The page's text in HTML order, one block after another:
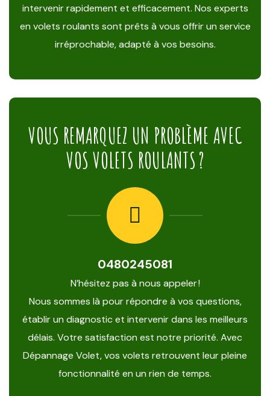
intervenir rapidement et efficacement. Nos experts
en volets roulants sont prêts à vous offrir un service
irréprochable, adapté à vos besoins.
VOUS REMARQUEZ UN PROBLÈME AVEC
VOS VOLETS ROULANTS ?
0480245081
N’hésitez pas à nous appeler !
Nous sommes là pour répondre à vos questions,
établir un diagnostic et intervenir dans les meilleurs
délais. Votre satisfaction est notre priorité. Avec
Dépannage Volet, vos volets retrouvent leur pleine
fonctionnalité en un rien de temps.